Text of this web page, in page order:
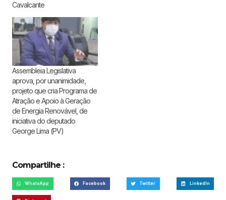
Cavalcante
Assembleia Legislativa
aprova, por unanimidade,
projeto que cria Programa de
Atração e Apoio à Geração
de Energia Renovável, de
iniciativa do deputado
George Lima (PV)
Compartilhe :
WhatsApp Facebook Twitter LinkedIn